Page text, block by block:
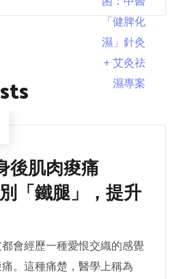
後肌肉痠痛
「鐵腿」，提升
會經歷一種愛恨交織的感覺
。這種痛楚，醫學上稱為